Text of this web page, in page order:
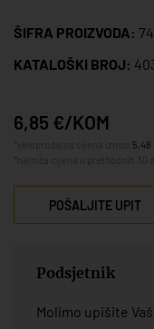
ŠIFRA PROIZVODA:
KATALOŠKI BROJ:
6,85 €/KOM
5,48
POŠALJITE UPIT
Podsjetnik
Molimo upišite